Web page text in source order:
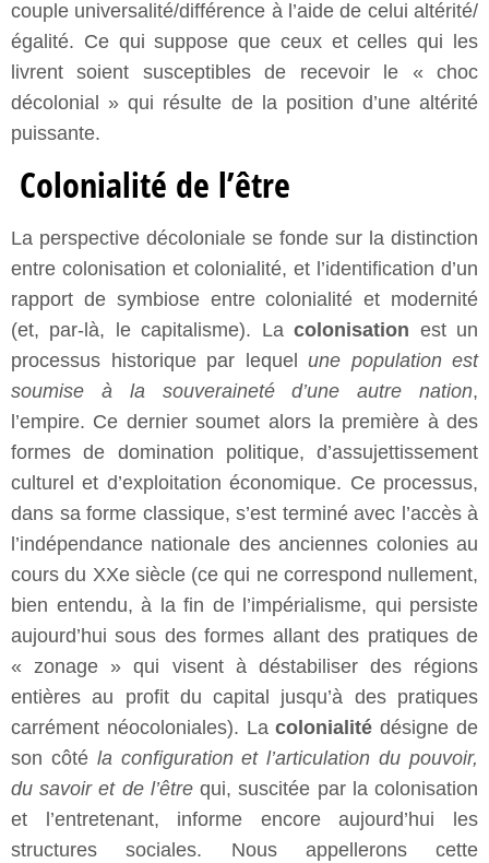
couple universalité/différence à l’aide de celui altérité/
égalité. Ce qui suppose que ceux et celles qui les
livrent soient susceptibles de recevoir le « choc
décolonial » qui résulte de la position d’une altérité
puissante.
Colonialité de l’être
La perspective décoloniale se fonde sur la distinction
entre colonisation et colonialité, et l’identification d’un
rapport de symbiose entre colonialité et modernité
(et, par-là, le capitalisme). Lacolonisation est un
processus historique par lequel une population est
soumise à la souveraineté d’une autre nation,
l’empire. Ce dernier soumet alors la première à des
formes de domination politique, d’assujettissement
culturel et d’exploitation économique. Ce processus,
dans sa forme classique, s’est terminé avec l’accès à
l’indépendance nationale des anciennes colonies au
cours du XXe siècle (ce qui ne correspond nullement,
bien entendu, à la fin de l’impérialisme, qui persiste
aujourd’hui sous des formes allant des pratiques de
« zonage » qui visent à déstabiliser des régions
entières au profit du capital jusqu’à des pratiques
carrément néocoloniales). Lacolonialité désigne de
son côté la configuration et l’articulation du pouvoir,
du savoir et de l’êtrequi, suscitée par la colonisation
et l’entretenant, informe encore aujourd’hui les
structures sociales. Nous appellerons cette